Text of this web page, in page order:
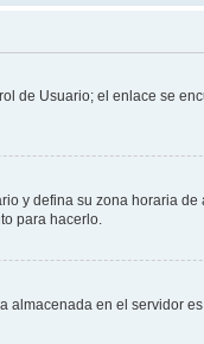
de Usuario; el enlace se
y defina su zona horaria
para hacerlo.
en el servidor